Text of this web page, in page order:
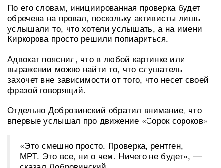
По его словам, инициированная проверка будет
обречена на провал, поскольку активисты лишь
услышали то, что хотели услышать, а на имени
Киркорова просто решили попиариться.
Адвокат пояснил, что в любой картинке или
выражении можно найти то, что слушатель
захочет вне зависимости от того, что несет своей
фразой говорящий.
Отдельно Добровинский обратил внимание, что
впервые услышал про движение «Сорок сороков»
«Это смешно просто. Проверка, рентген,
МРТ. Это все, ни о чем. Ничего не будет», —
сказал Добровинский.